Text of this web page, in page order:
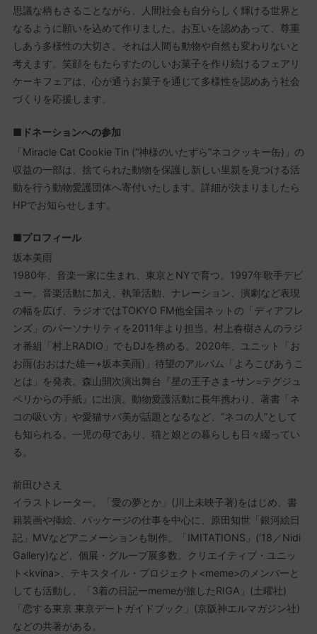
思議な柄もさることながら、人間社会も自分らしく輝ける世界と
なるように願いを込めて作りました。お互いを認めあって、尊重
しあう多様性の大切さ。それは人間も動物や自然も変わりないと
考えます。笑顔をもたらすたのしいお菓子を作り続けるフェアリ
ケーキフェアは、心が通うお菓子を通じて多様性を認めあう社会
づくりを応援します。
■ドネーションへの参加
「Miracle Cat Cookie Tin (“神様のいたずら”ネコクッキー缶)」の
収益の一部は、捨てられた動物を保護し新しい里親を見つける活
動を行う動物愛護団体へ寄付いたします。詳細が決まりましたら
HPでお知らせします。
■プロフィール
坂本美雨
1980年、音楽一家に生まれ、東京とNYで育つ。1997年歌手デビ
ュー。音楽活動に加え、執筆活動、ナレーション、演劇など表現
の幅を広げ、ラジオではTOKYO FM他全国ネットの「ディアフレ
ンズ」のパーソナリティを2011年より担当。村上春樹さんのラジ
オ番組「村上RADIO」でもDJを務める。2020年、ユニット「お
お雨(おおはた雄一+坂本美雨)」待望のアルバム「よろこびあうこ
とは」を発表。森山開次演出舞台『星の王子さま-サン=テグジュ
ペリからの手紙』に出演。動物愛護活動に長年携わり、著書「ネ
コの吸い方」や愛猫サバ美が話題となるなど、”ネコの人”として
も知られる。一児の母であり、猫と娘との暮らしも日々綴ってい
る。
前田ひさえ
イラストレーター。「愛の夢とか」(川上未映子著)をはじめ、書
籍装画や挿絵、パッケージの仕事を中心に、原田知世「銀河絵日
記」MVなどアニメーションも制作。「IMITATIONS」(’18／Nidi
Gallery)など、個展・グループ展多数。クリエイティブ・ユニッ
ト<kvina>、テキスタイル・プロジェクト<meme>のメンバーと
しても活動し、「3着の日記ーmemeが旅したRIGA」(土曜社)
「恋する東京 東京デートガイドブック」(京阪神エルマガジン社)
などの共著がある。